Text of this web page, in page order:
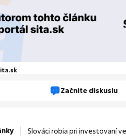
Začnite diskusiu
Slováci robia pri investovaní